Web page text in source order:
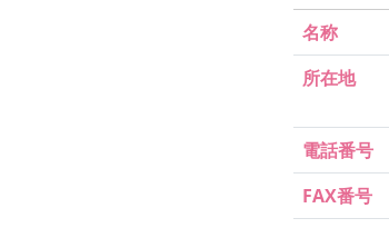
名称
所在地
電話番号
FAX番号